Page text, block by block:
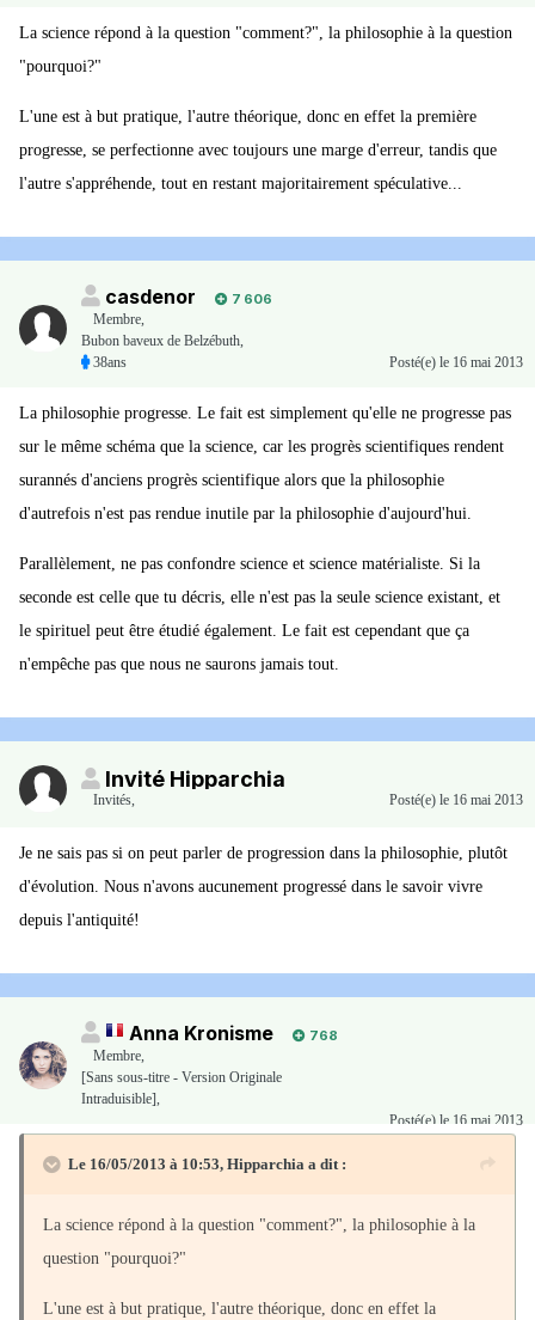
La science répond à la question "comment?", la philosophie à la question
"pourquoi?"
L'une est à but pratique, l'autre théorique, donc en effet la première
progresse, se perfectionne avec toujours une marge d'erreur, tandis que
l'autre s'appréhende, tout en restant majoritairement spéculative...
casdenor
7 606
Membre,
Bubon baveux de Belzébuth,
38ans
Posté(e) le 16 mai 2013
La philosophie progresse. Le fait est simplement qu'elle ne progresse pas
sur le même schéma que la science, car les progrès scientifiques rendent
surannés d'anciens progrès scientifique alors que la philosophie
d'autrefois n'est pas rendue inutile par la philosophie d'aujourd'hui.
Parallèlement, ne pas confondre science et science matérialiste. Si la
seconde est celle que tu décris, elle n'est pas la seule science existant, et
le spirituel peut être étudié également. Le fait est cependant que ça
n'empêche pas que nous ne saurons jamais tout.
Invité Hipparchia
Invités, Posté(e) le 16 mai 2013
Je ne sais pas si on peut parler de progression dans la philosophie, plutôt
d'évolution. Nous n'avons aucunement progressé dans le savoir vivre
depuis l'antiquité!
Anna Kronisme
768
Membre,
[Sans sous-titre - Version Originale
Intraduisible],
Posté(e) le 16 mai 2013
Le 16/05/2013 à 10:53, Hipparchia a dit :
La science répond à la question "comment?", la philosophie à la
question "pourquoi?"
L'une est à but pratique, l'autre théorique, donc en effet la